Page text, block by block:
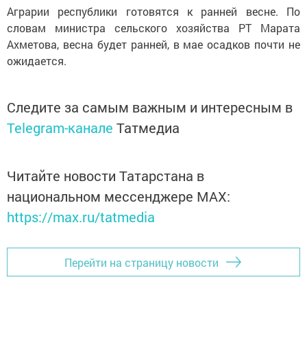
Аграрии республики го­товятся к ранней весне. По
словам министра сельского хозяйства РТ Марата
Ахметова, весна будет ранней, в мае осадков почти не
ожидается.
Следите за самым важным и интересным в
Telegram-канале Татмедиа
Читайте новости Татарстана в
национальном мессенджере MАХ:
https://max.ru/tatmedia
Перейти на страницу новости